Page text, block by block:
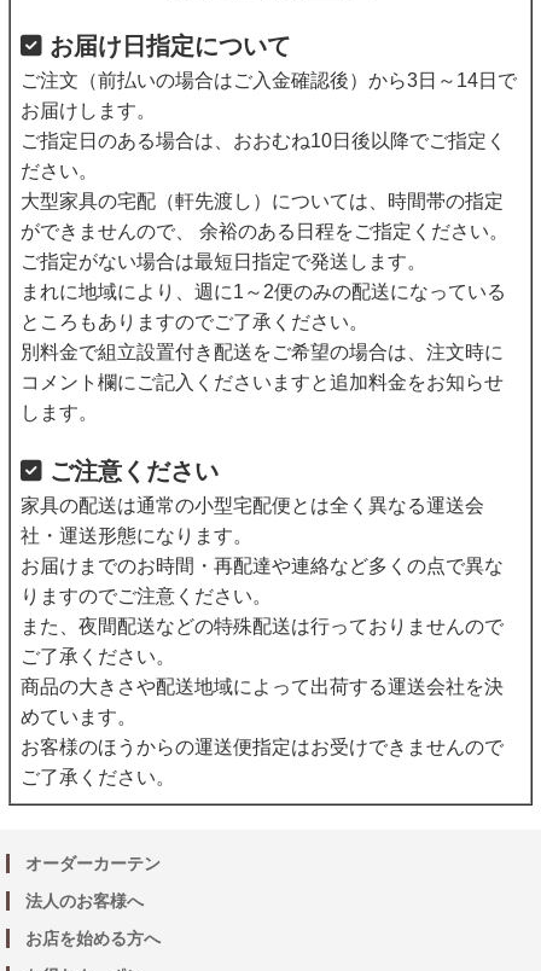
お届け日指定について
ご注文（前払いの場合はご入金確認後）から3日～14日で
お届けします。
ご指定日のある場合は、おおむね10日後以降でご指定く
ださい。
大型家具の宅配（軒先渡し）については、時間帯の指定
ができませんので、 余裕のある日程をご指定ください。
ご指定がない場合は最短日指定で発送します。
まれに地域により、週に1～2便のみの配送になっている
ところもありますのでご了承ください。
別料金で組立設置付き配送をご希望の場合は、注文時に
コメント欄にご記入くださいますと追加料金をお知らせ
します。
ご注意ください
家具の配送は通常の小型宅配便とは全く異なる運送会
社・運送形態になります。
お届けまでのお時間・再配達や連絡など多くの点で異な
りますのでご注意ください。
また、夜間配送などの特殊配送は行っておりませんので
ご了承ください。
商品の大きさや配送地域によって出荷する運送会社を決
めています。
お客様のほうからの運送便指定はお受けできませんので
ご了承ください。
オーダーカーテン
法人のお客様へ
お店を始める方へ